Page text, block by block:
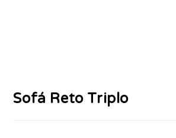
Sofá Reto Triplo